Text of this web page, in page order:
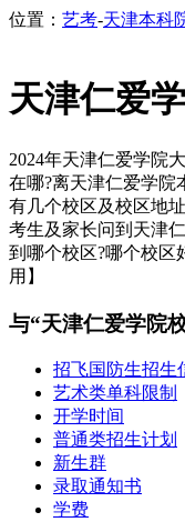
位置： 艺考-天津本科
天津仁爱
2024年天津仁爱学院
在哪?离天津仁爱学院
有几个校区及校区地
考生及家长问到天津
到哪个校区?哪个校区
用】
与“天津仁爱学院
招飞国防生招生
艺术类单科限制
开学时间
普通类招生计划
新生群
录取通知书
学费